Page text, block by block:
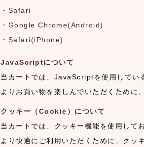
・ Safari
・ Google Chrome(Android)
・ Safari(iPhone)
JavaScriptについて
当カートでは、JavaScriptを使用してい
よりお買い物を楽しんでいただくために
クッキー（Cookie）について
当カートでは、クッキー機能を使用して
より快適にご利用いただくために、クッ